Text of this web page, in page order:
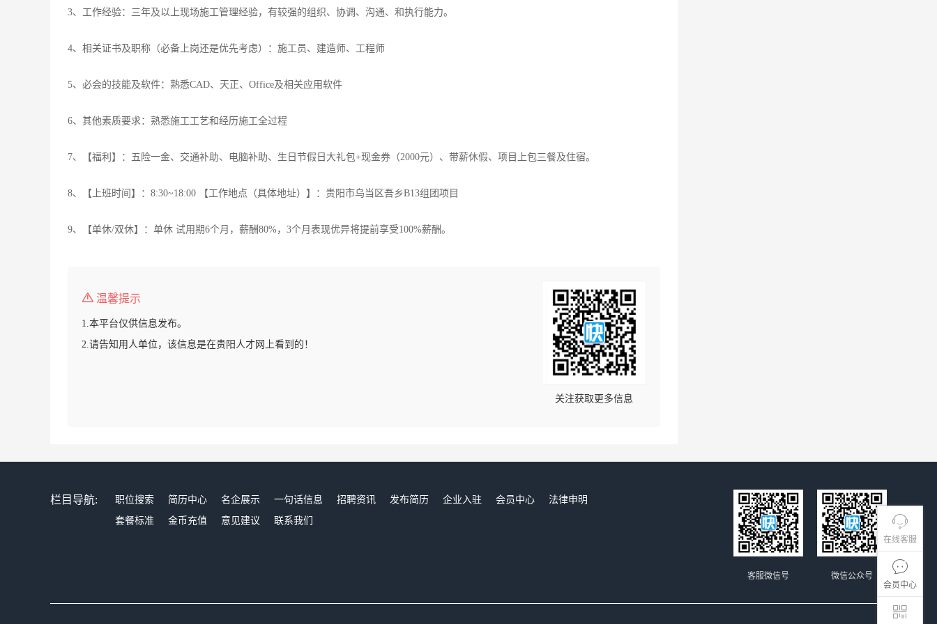
在线客服
会员中心
3、工作经验：三年及以上现场施工管理经验，有较强的组织、协调、沟通、和执行能力。
4、相关证书及职称（必备上岗还是优先考虑）：施工员、建造师、工程师
5、必会的技能及软件：熟悉CAD、天正、Office及相关应用软件
6、其他素质要求：熟悉施工工艺和经历施工全过程
7、【福利】：五险一金、交通补助、电脑补助、生日节假日大礼包+现金券（2000元）、带薪休假、项目上包三餐及住宿。
8、【上班时间】：8:30~18:00 【工作地点（具体地址）】：贵阳市乌当区吾乡B13组团项目
9、【单休/双休】：单休 试用期6个月，薪酬80%，3个月表现优异将提前享受100%薪酬。
温馨提示
1.本平台仅供信息发布。
2.请告知用人单位，该信息是在贵阳人才网上看到的！
关注获取更多信息
栏目导航: 职位搜索 简历中心 名企展示 一句话信息 招聘资讯 发布简历 企业入驻 会员中心
法律申明
套餐标准
金币充值 意见建议 联系我们
微信公众号
客服微信号